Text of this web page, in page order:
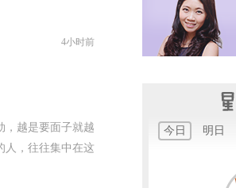
4小时前
，越是要面子就越
人，往往集中在这
今日 明日